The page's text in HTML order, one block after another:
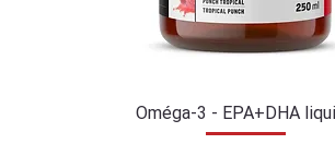
Oméga-3 - EPA+DHA